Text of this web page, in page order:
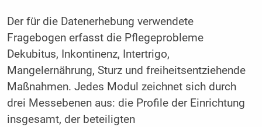
Der für die Datenerhebung verwendete
Fragebogen erfasst die Pflegeprobleme
Dekubitus, Inkontinenz, Intertrigo,
Mangelernährung, Sturz und freiheitsentziehende
Maßnahmen. Jedes Modul zeichnet sich durch
drei Messebenen aus: die Profile der Einrichtung
insgesamt, der beteiligten